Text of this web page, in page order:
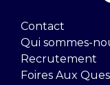
Contact
Qui sommes-
Recrutement
Foires Aux